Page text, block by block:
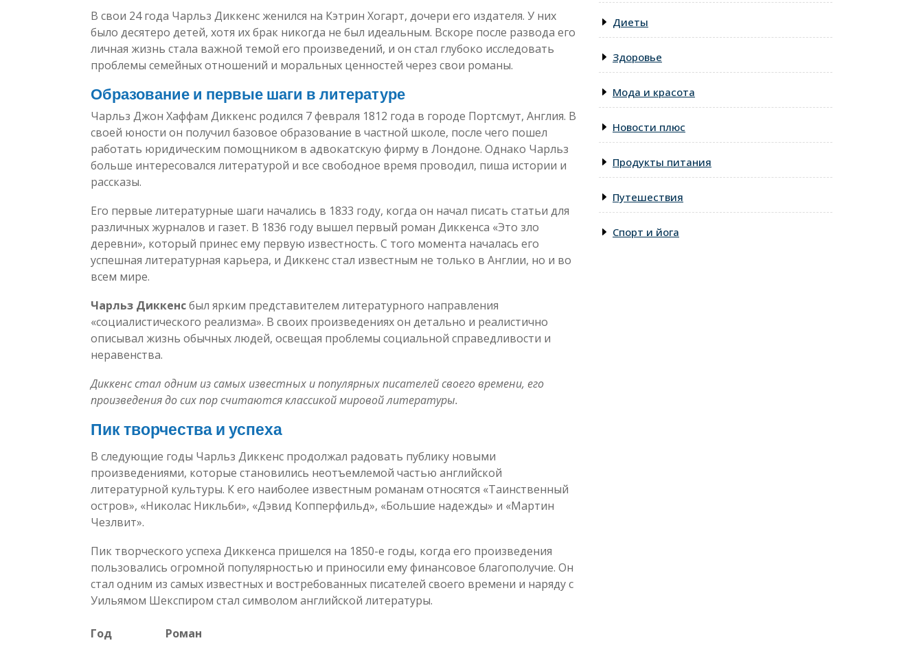
В свои 24 года Чарльз Диккенс женился на Кэтрин Хогарт, дочери его издателя. У них
было десятеро детей, хотя их брак никогда не был идеальным. Вскоре после развода его
личная жизнь стала важной темой его произведений, и он стал глубоко исследовать
проблемы семейных отношений и моральных ценностей через свои романы.
Образование и первые шаги в литературе
Чарльз Джон Хаффам Диккенс родился 7 февраля 1812 года в городе Портсмут, Англия. В
своей юности он получил базовое образование в частной школе, после чего пошел
работать юридическим помощником в адвокатскую фирму в Лондоне. Однако Чарльз
больше интересовался литературой и все свободное время проводил, пиша истории и
рассказы.
Его первые литературные шаги начались в 1833 году, когда он начал писать статьи для
различных журналов и газет. В 1836 году вышел первый роман Диккенса «Это зло
деревни», который принес ему первую известность. С того момента началась его
успешная литературная карьера, и Диккенс стал известным не только в Англии, но и во
всем мире.
Чарльз Диккенсбыл ярким представителем литературного направления
«социалистического реализма». В своих произведениях он детально и реалистично
описывал жизнь обычных людей, освещая проблемы социальной справедливости и
неравенства.
Диккенс стал одним из самых известных и популярных писателей своего времени, его
произведения до сих пор считаются классикой мировой литературы.
Пик творчества и успеха
В следующие годы Чарльз Диккенс продолжал радовать публику новыми
произведениями, которые становились неотъемлемой частью английской
литературной культуры. К его наиболее известным романам относятся «Таинственный
остров», «Николас Никльби», «Дэвид Копперфильд», «Большие надежды» и «Мартин
Чезлвит».
Пик творческого успеха Диккенса пришелся на 1850-е годы, когда его произведения
пользовались огромной популярностью и приносили ему финансовое благополучие. Он
стал одним из самых известных и востребованных писателей своего времени и наряду с
Уильямом Шекспиром стал символом английской литературы.
Год Роман
Диеты
Здоровье
Мода и красота
Новости плюс
Продукты питания
Путешествия
Спорт и йога